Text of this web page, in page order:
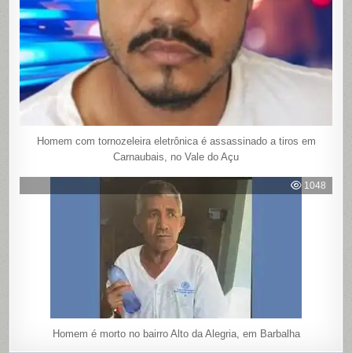
Homem com tornozeleira eletrônica é assassinado a tiros em
Carnaubais, no Vale do Açu
1048
Homem é morto no bairro Alto da Alegria, em Barbalha